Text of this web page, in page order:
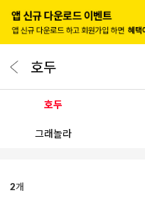
호두
호두
그래놀라
2개